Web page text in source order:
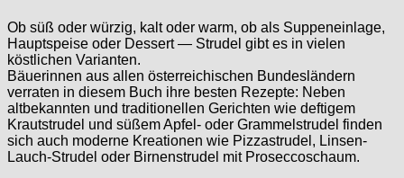
Ob süß oder würzig, kalt oder warm, ob als Suppeneinlage,
Hauptspeise oder Dessert — Strudel gibt es in vielen
köstlichen Varianten.
Bäuerinnen aus allen österreichischen Bundesländern
verraten in diesem Buch ihre besten Rezepte: Neben
altbekannten und traditionellen Gerichten wie deftigem
Krautstrudel und süßem Apfel- oder Grammelstrudel finden
sich auch moderne Kreationen wie Pizzastrudel, Linsen-
Lauch-Strudel oder Birnenstrudel mit Proseccoschaum.